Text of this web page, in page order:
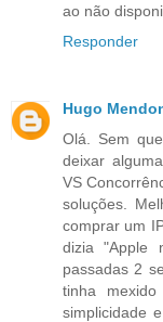
ao não
Responder
Hugo
Olá. Sem
deixar
VS
soluções.
comprar um
dizia "Apple
passadas 2
tinha
simplicidade